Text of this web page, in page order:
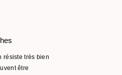
résiste très bien
être